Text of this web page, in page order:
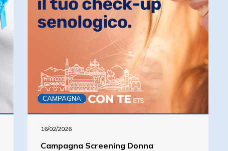
CAMPAGNA
16/02/2026
Campagna Screening Donna